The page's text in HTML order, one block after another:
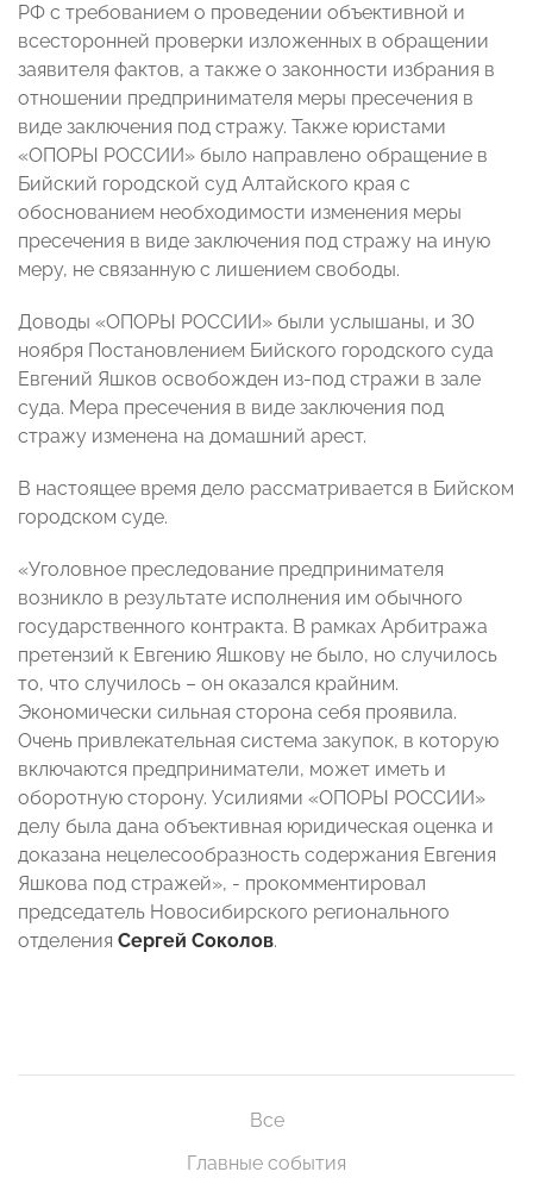
РФ с требованием о проведении объективной и
всесторонней проверки изложенных в обращении
заявителя фактов, а также о законности избрания в
отношении предпринимателя меры пресечения в
виде заключения под стражу. Также юристами
«ОПОРЫ РОССИИ» было направлено обращение в
Бийский городской суд Алтайского края с
обоснованием необходимости изменения меры
пресечения в виде заключения под стражу на иную
меру, не связанную с лишением свободы.
Доводы «ОПОРЫ РОССИИ» были услышаны, и 30
ноября Постановлением Бийского городского суда
Евгений Яшков освобожден из-под стражи в зале
суда. Мера пресечения в виде заключения под
стражу изменена на домашний арест.
В настоящее время дело рассматривается в Бийском
городском суде.
«Уголовное преследование предпринимателя
возникло в результате исполнения им обычного
государственного контракта. В рамках Арбитража
претензий к Евгению Яшкову не было, но случилось
то, что случилось – он оказался крайним.
Экономически сильная сторона себя проявила.
Очень привлекательная система закупок, в которую
включаются предприниматели, может иметь и
оборотную сторону. Усилиями «ОПОРЫ РОССИИ»
делу была дана объективная юридическая оценка и
доказана нецелесообразность содержания Евгения
Яшкова под стражей», - прокомментировал
председатель Новосибирского регионального
отделения Сергей Соколов.
Все
Главные события